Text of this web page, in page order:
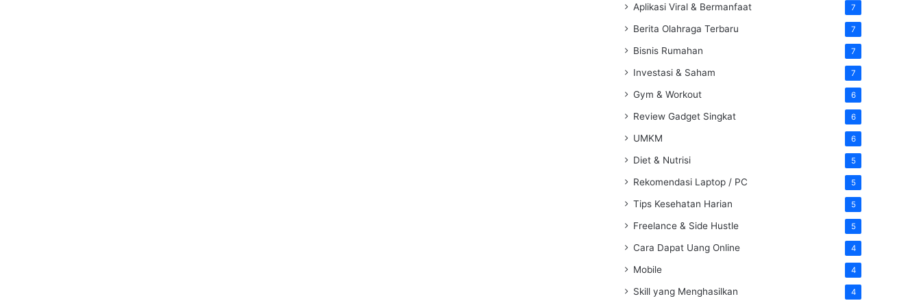
Aplikasi Viral & Bermanfaat 7
Berita Olahraga Terbaru 7
Bisnis Rumahan 7
Investasi & Saham 7
Gym & Workout 6
Review Gadget Singkat 6
UMKM 6
Diet & Nutrisi 5
Rekomendasi Laptop / PC 5
Tips Kesehatan Harian 5
Freelance & Side Hustle 5
Cara Dapat Uang Online 4
Mobile 4
Skill yang Menghasilkan 4